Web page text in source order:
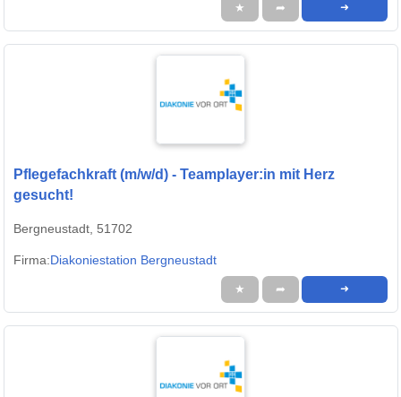
★ ➦ ➜
Pflegefachkraft (m/w/d) - Teamplayer:in mit Herz
gesucht!
Bergneustadt, 51702
Firma:Diakoniestation Bergneustadt
★ ➦ ➜